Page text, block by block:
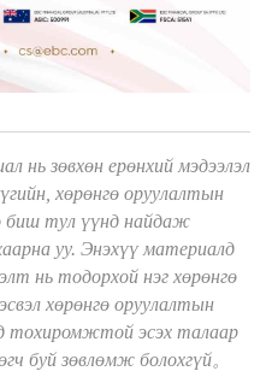
нь зөвхөн ерөнхий мэдээлэл
хөрөнгө оруулалтын
биш тул үүнд найдаж
уу. Энэхүү материалд
нь тодорхой нэг хөрөнгө
хөрөнгө оруулалтын
тохиромжтой эсэх талаар
буй зөвлөмж болохгүй。